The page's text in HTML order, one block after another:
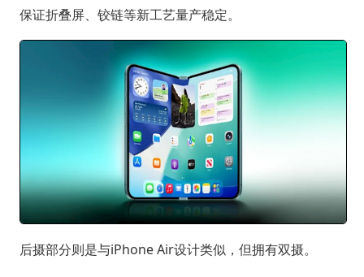
保证折叠屏、铰链等新工艺量产稳定。
后摄部分则是与iPhone Air设计类似，但拥有双摄。